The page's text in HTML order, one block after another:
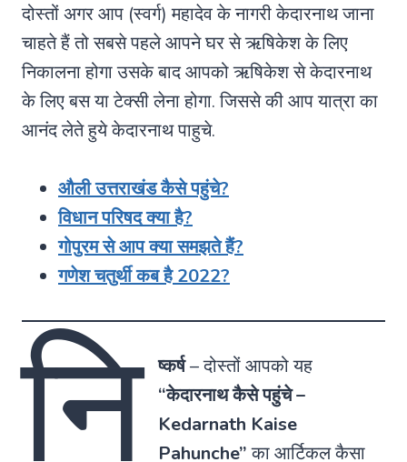
दोस्तों अगर आप (स्वर्ग) महादेव के नागरी केदारनाथ जाना
चाहते हैं तो सबसे पहले आपने घर से ऋषिकेश के लिए
निकालना होगा उसके बाद आपको ऋषिकेश से केदारनाथ
के लिए बस या टेक्सी लेना होगा. जिससे की आप यात्रा का
आनंद लेते हुये केदारनाथ पाहुचे.
औली उत्तराखंड कैसे पहुंचे?
विधान परिषद क्या है?
गोपुरम से आप क्या समझते हैं?
गणेश चतुर्थी कब है 2022?
नि ष्कर्ष– दोस्तों आपको यह
“केदारनाथ कैसे पहुंचे –
Kedarnath Kaise
Pahunche”का आर्टिकल कैसा